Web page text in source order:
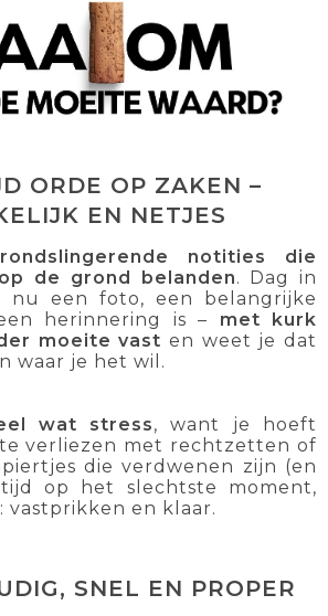
ORDE OP ZAKEN –
EN NETJES
notities die
de grond belanden. Dag in
een foto, een belangrijke
herinnering is – met kurk
moeite vast en weet je dat
waar je het wil.
wat stress, want je hoeft
verliezen met rechtzetten of
die verdwenen zijn (en
op het slechtste moment,
vastprikken en klaar.
SNEL EN PROPER